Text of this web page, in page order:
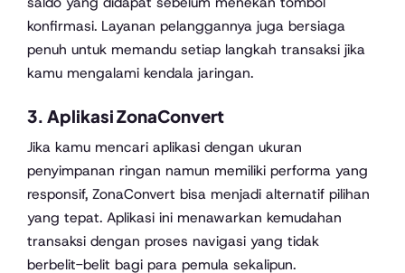
konfirmasi. Layanan pelanggannya juga bersiaga
penuh untuk memandu setiap langkah transaksi jika
kamu mengalami kendala jaringan.
3. Aplikasi ZonaConvert
Jika kamu mencari aplikasi dengan ukuran
penyimpanan ringan namun memiliki performa yang
responsif, ZonaConvert bisa menjadi alternatif pilihan
yang tepat. Aplikasi ini menawarkan kemudahan
transaksi dengan proses navigasi yang tidak
berbelit-belit bagi para pemula sekalipun.